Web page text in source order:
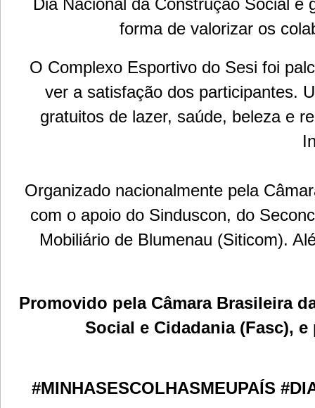
Dia Nacional da Construção Social
forma de valorizar os
O Complexo Esportivo do Sesi foi
ver a satisfação dos participantes.
gratuitos de lazer, saúde, beleza e
Organizado nacionalmente pela
com o apoio do Sinduscon, do
Mobiliário de Blumenau (Siticom).
Promovido pela Câmara Brasileira
Social e Cidadania (Fasc),
#MINHASESCOLHASMEUPAÍS